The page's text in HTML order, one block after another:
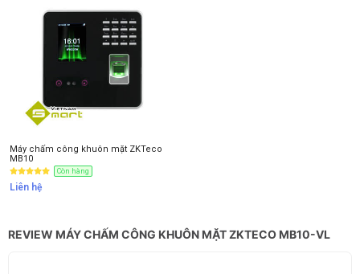
Máy chấm công khuôn mặt ZKTeco
MB10
Còn hàng
Liên hệ
REVIEW MÁY CHẤM CÔNG KHUÔN MẶT ZKTECO MB10-VL